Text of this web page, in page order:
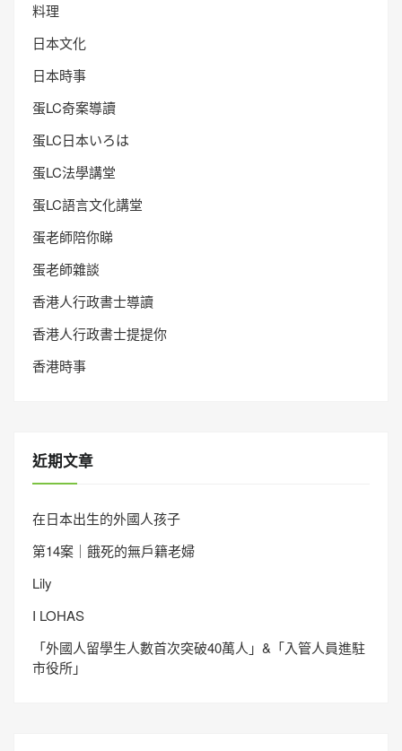
料理
日本文化
日本時事
蛋LC奇案導讀
蛋LC日本いろは
蛋LC法學講堂
蛋LC語言文化講堂
蛋老師陪你睇
蛋老師雜談
香港人行政書士導讀
香港人行政書士提提你
香港時事
近期文章
在日本出生的外國人孩子
第14案｜餓死的無戶籍老婦
Lily
I LOHAS
「外國人留學生人數首次突破40萬人」&「入管人員進駐
市役所」